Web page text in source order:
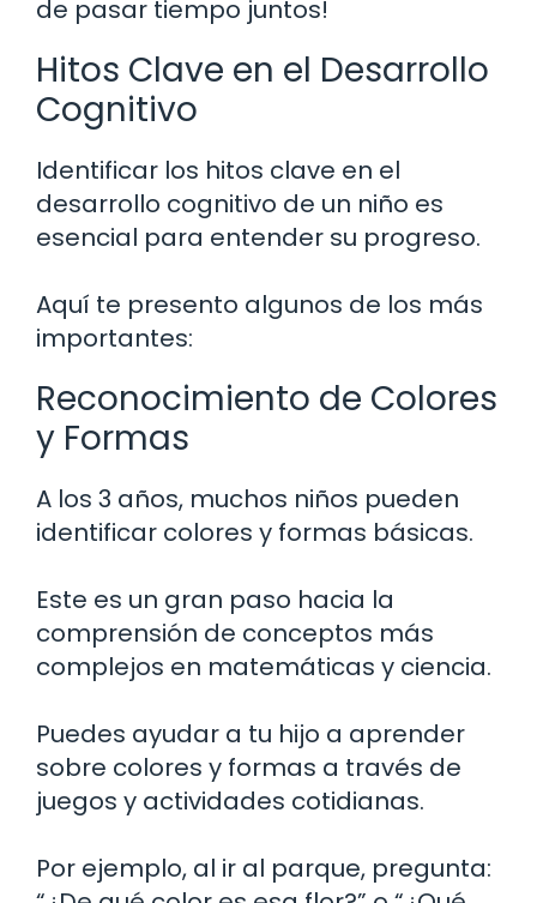
de pasar tiempo juntos!
Hitos Clave en el Desarrollo
Cognitivo
Identificar los hitos clave en el
desarrollo cognitivo de un niño es
esencial para entender su progreso.
Aquí te presento algunos de los más
importantes:
Reconocimiento de Colores
y Formas
A los 3 años, muchos niños pueden
identificar colores y formas básicas.
Este es un gran paso hacia la
comprensión de conceptos más
complejos en matemáticas y ciencia.
Puedes ayudar a tu hijo a aprender
sobre colores y formas a través de
juegos y actividades cotidianas.
Por ejemplo, al ir al parque, pregunta: